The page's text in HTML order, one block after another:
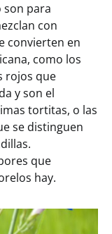
son para
con
convierten en
como los
rojos que
y son el
tortitas, o las
se distinguen
que
hay.